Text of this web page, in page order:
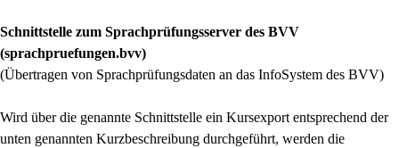
Schnittstelle zum Sprachprüfungsserver des BVV
(sprachpruefungen.bvv)
(Übertragen von Sprachprüfungsdaten an das InfoSystem des BVV)
Wird über die genannte Schnittstelle ein Kursexport entsprechend der
unten genannten Kurzbeschreibung durchgeführt, werden die